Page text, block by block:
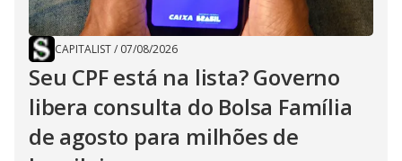
CAPITALIST/ 07/08/2026
Seu CPF está na lista? Governo
libera consulta do Bolsa Família
de agosto para milhões de